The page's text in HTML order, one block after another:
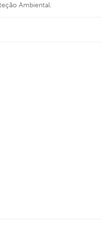
Ambiental.